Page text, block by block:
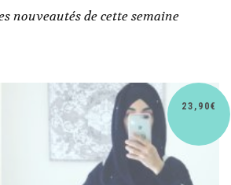
nouveautés de cette semaine
30,90€